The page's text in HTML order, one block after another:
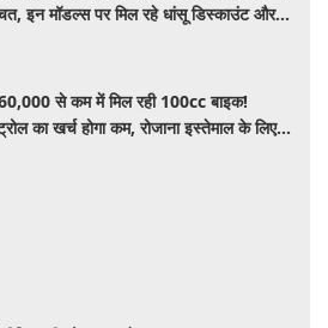
इन मॉडल्स पर मिल रहे धांसू डिस्काउंट और
से कम में मिल रही 100cc बाइक!
का खर्च होगा कम, रोजाना इस्तेमाल के लिए है